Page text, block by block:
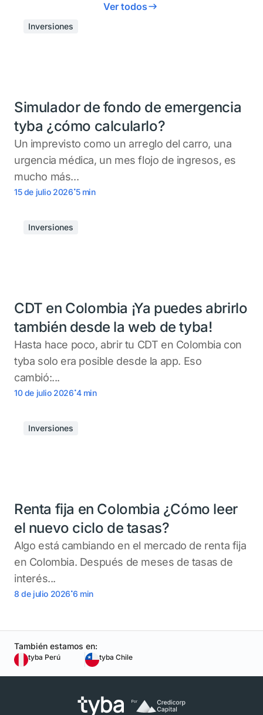
Ver todos
Inversiones
Simulador de fondo de emergencia
tyba ¿cómo calcularlo?
Un imprevisto como un arreglo del carro, una
urgencia médica, un mes flojo de ingresos, es
mucho más...
15 de julio 2026.5 min
Inversiones
CDT en Colombia ¡Ya puedes abrirlo
también desde la web de tyba!
Hasta hace poco, abrir tu CDT en Colombia con
tyba solo era posible desde la app. Eso
cambió:...
10 de julio 2026.4 min
Inversiones
Renta fija en Colombia ¿Cómo leer
el nuevo ciclo de tasas?
Algo está cambiando en el mercado de renta fija
en Colombia. Después de meses de tasas de
interés...
8 de julio 2026.6 min
También estamos en:
tyba Perú tyba Chile